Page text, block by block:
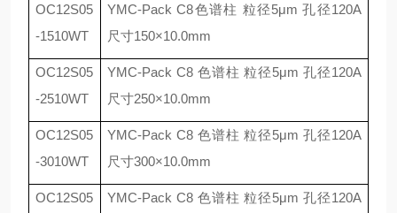
OC12S05
-1510WT
YMC-Pack C8色谱柱 粒径5μm孔径120A
尺寸150×10.0mm
OC12S05
-2510WT
YMC-Pack C8 色谱柱 粒径5μm孔径120A
尺寸250×10.0mm
OC12S05
-3010WT
YMC-Pack C8 色谱柱 粒径5μm孔径120A
尺寸300×10.0mm
OC12S05
YMC-Pack C8 色谱柱 粒径5μm孔径120A